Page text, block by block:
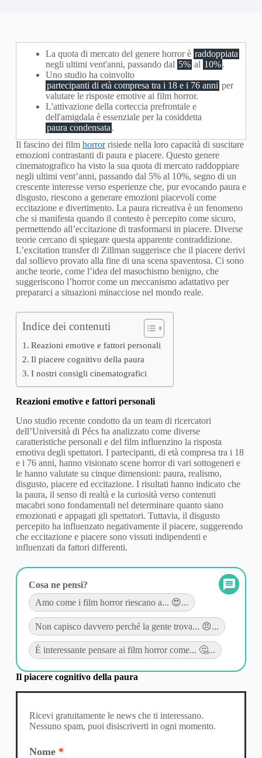
La quota di mercato del genere horror è raddoppiata
negli ultimi vent'anni, passando dal 5% al 10%.
Uno studio ha coinvolto
partecipanti di età compresa tra i 18 e i 76 anni per
valutare le risposte emotive ai film horror.
L'attivazione della corteccia prefrontale e
dell'amigdala è essenziale per la cosiddetta
paura condensata .
Il fascino dei film horrorrisiede nella loro capacità di suscitare
emozioni contrastanti di paura e piacere. Questo genere
cinematografico ha visto la sua quota di mercato raddoppiare
negli ultimi vent’anni, passando dal 5% al 10%, segno di un
crescente interesse verso esperienze che, pur evocando paura e
disgusto, riescono a generare emozioni piacevoli come
eccitazione e divertimento. La paura ricreativa è un fenomeno
che si manifesta quando il contesto è percepito come sicuro,
permettendo all’eccitazione di trasformarsi in piacere. Diverse
teorie cercano di spiegare questa apparente contraddizione.
L’excitation transfer di Zillman suggerisce che il piacere derivi
dal sollievo provato alla fine di una scena spaventosa. Ci sono
anche teorie, come l’idea del masochismo benigno, che
suggeriscono l’horror come un meccanismo adattativo per
prepararci a situazioni minacciose nel mondo reale.
Indice dei contenuti
Reazioni emotive e fattori personali
Il piacere cognitivo della paura
I nostri consigli cinematografici
Reazioni emotive e fattori personali
Uno studio recente condotto da un team di ricercatori
dell’Università di Pécs ha analizzato come diverse
caratteristiche personali e del film influenzino la risposta
emotiva degli spettatori. I partecipanti, di età compresa tra i 18
e i 76 anni, hanno visionato scene horror di vari sottogeneri e
le hanno valutate su cinque dimensioni: paura, realismo,
disgusto, piacere ed eccitazione. I risultati hanno indicato che
la paura, il senso di realtà e la curiosità verso contenuti
macabri sono fondamentali nel determinare quanto siano
emozionati e appagati gli spettatori. Tuttavia, il disgusto
percepito ha influenzato negativamente il piacere, suggerendo
che eccitazione e piacere sono vissuti indipendenti e
influenzati da fattori differenti.
Cosa ne pensi?
Amo come i film horror riescano a... 😍...
Non capisco davvero perché la gente trova... 😠...
È interessante pensare ai film horror come... 🤔...
Il piacere cognitivo della paura
Ricevi gratuitamente le news che ti interessano.
Nessuno spam, puoi disiscriverti in ogni momento.
Nome